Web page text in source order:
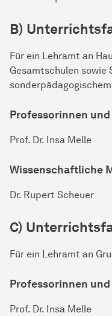
B)
Für ein Lehramt an
Gesamtschulen sowie
Professorinnen
Prof. Dr. Insa Melle
Wissenschaftliche
Dr. Rupert Scheuer
C)
Für ein Lehramt an
Professorinnen
Prof. Dr. Insa Melle